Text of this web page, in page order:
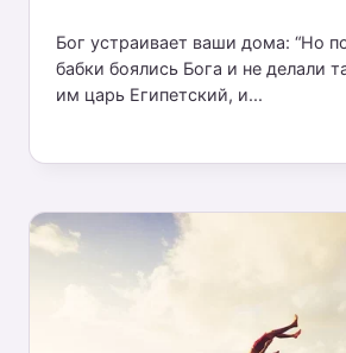
Бог устраивает ваши дома: “Но
бабки боялись Бога и не делали
им царь Египетский, и...